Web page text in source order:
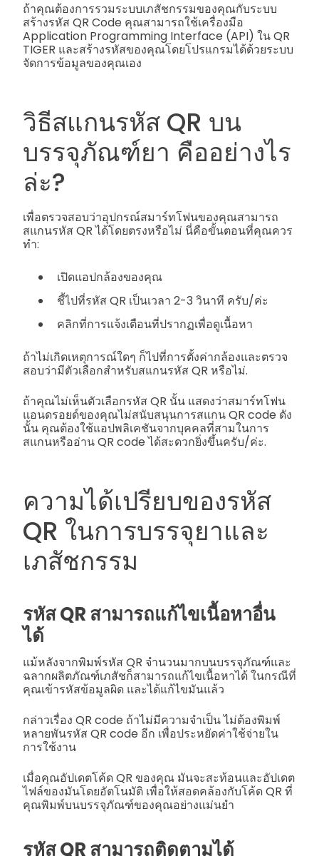
ถ้าคุณต้องการรวมระบบเภสัชกรรมของคุณกับระบบ
สร้างรหัส QR Code คุณสามารถใช้เครื่องมือ
Application Programming Interface (API) ใน QR
TIGER และสร้างรหัสของคุณโดยโปรแกรมได้ด้วยระบบ
จัดการข้อมูลของคุณเอง
วิธีสแกนรหัส QR บน
บรรจุภัณฑ์ยา คืออย่างไร
ล่ะ?
เพื่อตรวจสอบว่าอุปกรณ์สมาร์ทโฟนของคุณสามารถ
สแกนรหัส QR ได้โดยตรงหรือไม่ นี่คือขั้นตอนที่คุณควร
ทำ:
เปิดแอปกล้องของคุณ
ชี้ไปที่รหัส QR เป็นเวลา 2-3 วินาที ครับ/ค่ะ
คลิกที่การแจ้งเตือนที่ปรากฏเพื่อดูเนื้อหา
ถ้าไม่เกิดเหตุการณ์ใดๆ ก็ไปที่การตั้งค่ากล้องและตรวจ
สอบว่ามีตัวเลือกสำหรับสแกนรหัส QR หรือไม่.
ถ้าคุณไม่เห็นตัวเลือกรหัส QR นั้น แสดงว่าสมาร์ทโฟน
แอนดรอยด์ของคุณไม่สนับสนุนการสแกน QR code ดัง
นั้น คุณต้องใช้แอปพลิเคชันจากบุคคลที่สามในการ
สแกนหรืออ่าน QR code ได้สะดวกยิ่งขึ้นครับ/ค่ะ.
ความได้เปรียบของรหัส
QR ในการบรรจุยาและ
เภสัชกรรม
รหัส QR สามารถแก้ไขเนื้อหาอื่น
ได้
แม้หลังจากพิมพ์รหัส QR จำนวนมากบนบรรจุภัณฑ์และ
ฉลากผลิตภัณฑ์เภสัชก็สามารถแก้ไขเนื้อหาได้ ในกรณีที่
คุณเข้ารหัสข้อมูลผิด และได้แก้ไขมันแล้ว
กล่าวเรื่อง QR code ถ้าไม่มีความจำเป็น ไม่ต้องพิมพ์
หลายพันรหัส QR code อีก เพื่อประหยัดค่าใช้จ่ายใน
การใช้งาน
เมื่อคุณอัปเดตโค้ด QR ของคุณ มันจะสะท้อนและอัปเดต
ไฟล์ของมันโดยอัตโนมัติ เพื่อให้สอดคล้องกับโค้ด QR ที่
คุณพิมพ์บนบรรจุภัณฑ์ของคุณอย่างแม่นยำ
รหัส QR สามารถติดตามได้